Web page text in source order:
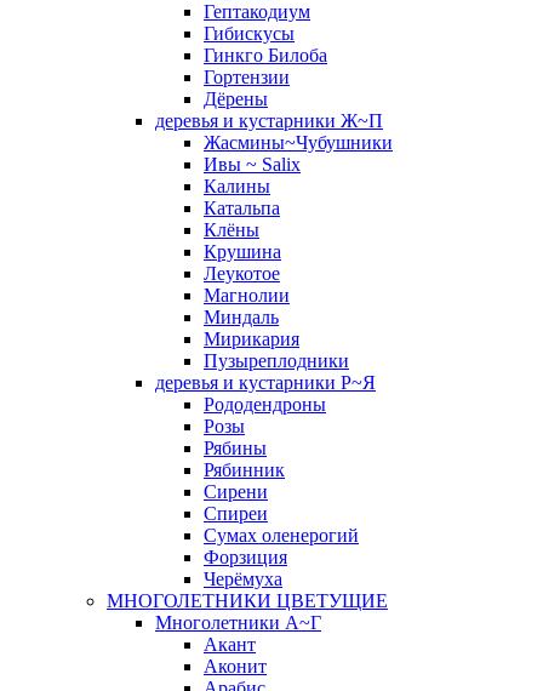
Гептакодиум
Гибискусы
Гинкго Билоба
Гортензии
Дёрены
деревья и кустарники Ж~П
Жасмины~Чубушники
Ивы ~ Salix
Калины
Катальпа
Клёны
Крушина
Леукотое
Магнолии
Миндаль
Мирикария
Пузыреплодники
деревья и кустарники Р~Я
Рододендроны
Розы
Рябины
Рябинник
Сирени
Спиреи
Сумах оленерогий
Форзиция
Черёмуха
МНОГОЛЕТНИКИ ЦВЕТУЩИЕ
Многолетники А~Г
Акант
Аконит